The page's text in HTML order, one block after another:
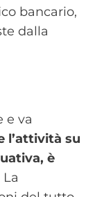
bancario,
dalla
e va
l’attività su
è
La